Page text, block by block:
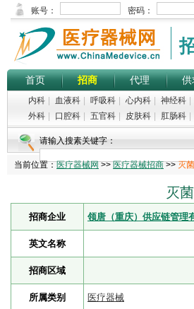
首页 招商 代理 供
内科 血液科 呼吸科 心内科 神经科
外科
口腔科 五官科 皮肤科 肛肠科
请输入搜素关键字：
当前位置：医疗器械网>>医疗器械招商>>灭
灭
招商企业 领唐（重庆）供应链管理
英文名称
招商区域
所属类别 医疗器械